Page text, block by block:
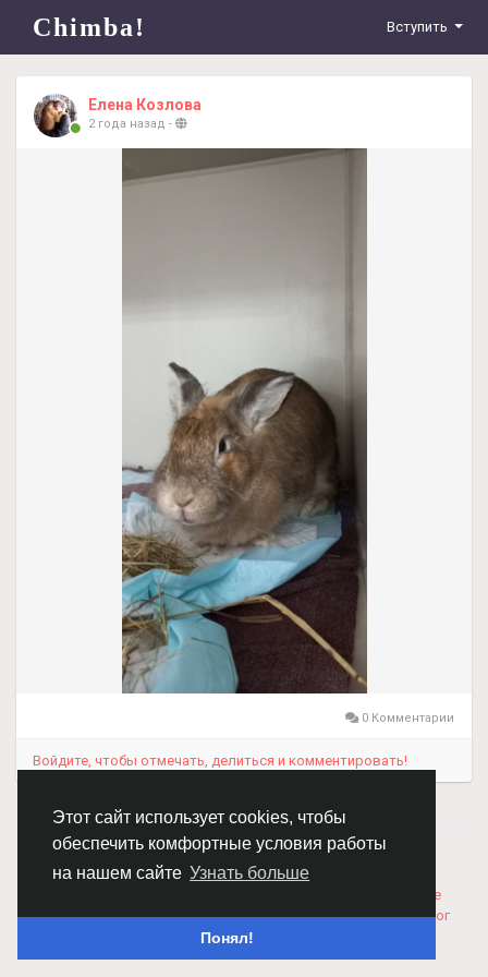
Этот сайт использует cookies, чтобы
обеспечить комфортные условия работы
на нашем сайте Узнать больше
Понял!
Chimba! Вступить
Елена Козлова
2 года назад -
0 Комментарии
Войдите, чтобы отмечать, делиться и комментировать!
© 2026 Chimba!
Русский
Правила размещения и покупки товаров
Соглашение
Политика Конфиденциальности
Свяжитесь с нами Каталог